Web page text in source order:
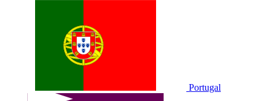
Portugal